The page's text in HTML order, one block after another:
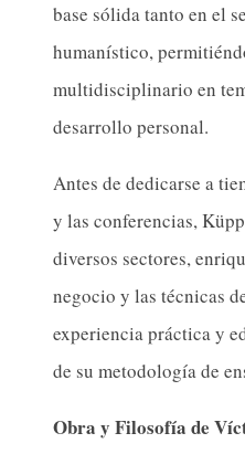
base sólida tanto en el
humanístico,
multidisciplinario en
desarrollo personal.
Antes de dedicarse a
y las conferencias,
diversos sectores,
negocio y las técnicas
experiencia práctica y
de su metodología de
Obra y Filosofía de